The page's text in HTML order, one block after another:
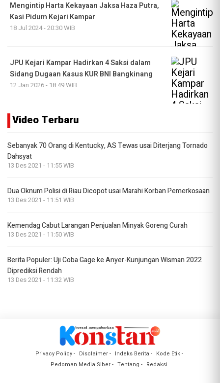
Mengintip Harta Kekayaan Jaksa Haza Putra,
Kasi Pidum Kejari Kampar
18 Jul 2024 - 20:30 WIB
JPU Kejari Kampar Hadirkan 4 Saksi dalam
Sidang Dugaan Kasus KUR BNI Bangkinang
12 Jan 2026 - 18:49 WIB
Video Terbaru
Sebanyak 70 Orang di Kentucky, AS Tewas usai Diterjang Tornado
Dahsyat
13 Des 2021 - 11:55 WIB
Dua Oknum Polisi di Riau Dicopot usai Marahi Korban Pemerkosaan
13 Des 2021 - 11:51 WIB
Kemendag Cabut Larangan Penjualan Minyak Goreng Curah
13 Des 2021 - 11:50 WIB
Berita Populer: Uji Coba Gage ke Anyer-Kunjungan Wisman 2022
Diprediksi Rendah
13 Des 2021 - 11:32 WIB
Privacy Policy Disclaimer Indeks Berita
Kode Etik
Pedoman Media Siber
Tentang Redaksi